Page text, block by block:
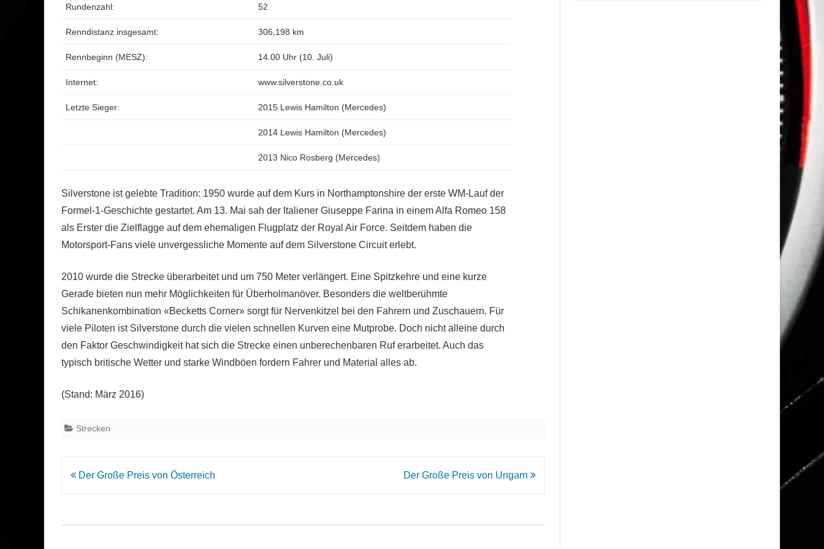
Rundenzahl: 52
Renndistanz insgesamt: 306,198 km
Rennbeginn (MESZ): 14.00 Uhr (10. Juli)
Internet: www.silverstone.co.uk
Letzte Sieger: 2015 Lewis Hamilton (Mercedes)
2014 Lewis Hamilton (Mercedes)
2013 Nico Rosberg (Mercedes)
Silverstone ist gelebte Tradition: 1950 wurde auf dem Kurs in Northamptonshire der erste WM-Lauf der
Formel-1-Geschichte gestartet. Am 13. Mai sah der Italiener Giuseppe Farina in einem Alfa Romeo 158
als Erster die Zielflagge auf dem ehemaligen Flugplatz der Royal Air Force. Seitdem haben die
Motorsport-Fans viele unvergessliche Momente auf dem Silverstone Circuit erlebt.
2010 wurde die Strecke überarbeitet und um 750 Meter verlängert. Eine Spitzkehre und eine kurze
Gerade bieten nun mehr Möglichkeiten für Überholmanöver. Besonders die weltberühmte
Schikanenkombination «Becketts Corner» sorgt für Nervenkitzel bei den Fahrern und Zuschauern. Für
viele Piloten ist Silverstone durch die vielen schnellen Kurven eine Mutprobe. Doch nicht alleine durch
den Faktor Geschwindigkeit hat sich die Strecke einen unberechenbaren Ruf erarbeitet. Auch das
typisch britische Wetter und starke Windböen fordern Fahrer und Material alles ab.
(Stand: März 2016)
Strecken
Beitrags-
Der Große Preis von Österreich Der Große Preis von Ungarn